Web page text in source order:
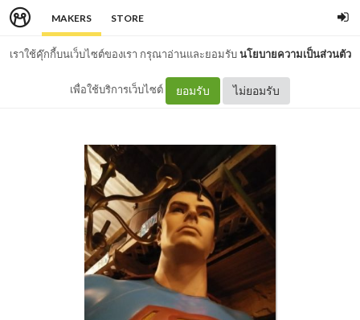
MAKERS STORE
เราใช้คุ๊กกี้บนเว็บไซต์ของเรา กรุณาอ่านและยอมรับนโยบายความเป็นส่วนตัว
เพื่อใช้บริการเว็บไซต์ ยอมรับ ไม่ยอมรับ